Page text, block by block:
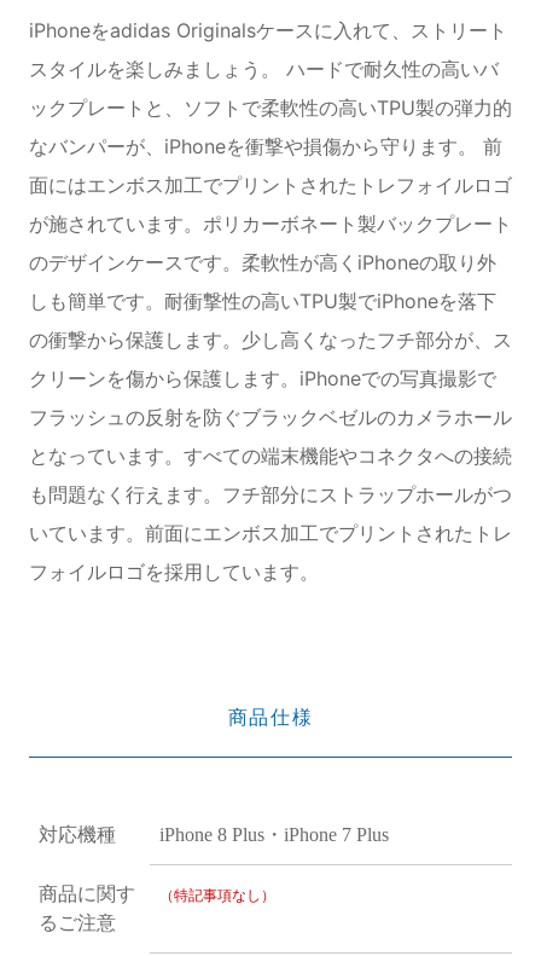
iPhoneをadidas Originalsケースに入れて、ストリート
スタイルを楽しみましょう。 ハードで耐久性の高いバ
ックプレートと、ソフトで柔軟性の高いTPU製の弾力的
なバンパーが、iPhoneを衝撃や損傷から守ります。 前
面にはエンボス加工でプリントされたトレフォイルロゴ
が施されています。ポリカーボネート製バックプレート
のデザインケースです。柔軟性が高くiPhoneの取り外
しも簡単です。耐衝撃性の高いTPU製でiPhoneを落下
の衝撃から保護します。少し高くなったフチ部分が、ス
クリーンを傷から保護します。iPhoneでの写真撮影で
フラッシュの反射を防ぐブラックベゼルのカメラホール
となっています。すべての端末機能やコネクタへの接続
も問題なく行えます。フチ部分にストラップホールがつ
いています。前面にエンボス加工でプリントされたトレ
フォイルロゴを採用しています。
商品仕様
対応機種 iPhone 8 Plus・iPhone 7 Plus
商品に関す
るご注意
（特記事項なし）